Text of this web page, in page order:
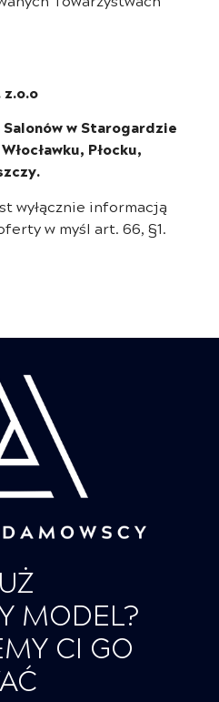
z.o.o
w Starogardzie
Płocku,
wyłącznie informacją
w myśl art. 66, §1.
MODEL?
CI GO